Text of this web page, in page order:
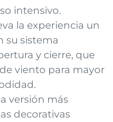
intensivo.
la experiencia un
su sistema
y cierre, que
viento para mayor
versión más
decorativas